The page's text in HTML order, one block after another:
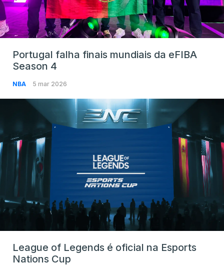
Portugal falha finais mundiais da eFIBA
Season 4
NBA 5 mar 2026
League of Legends é oficial na Esports
Nations Cup